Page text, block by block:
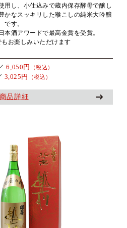
用し、小仕込みで蔵内保存酵母で醸し
かなスッキリした喉こしの純米大吟醸
です。
本酒アワードで最高金賞を受賞。
お楽しみいただけます
6,050円 （税込）
3,025円 （税込）
商品詳細